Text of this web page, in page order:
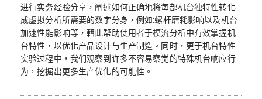
进行实务经验分享，阐述如何正确地将每部机台独特性转化
成虚拟分析所需要的数字分身，例如:螺杆磨耗影响以及机台
加速性能影响等，藉此帮助使用者于模流分析中有效掌握机
台特性，以优化产品设计与生产制造。同时，更于机台特性
实验过程中，我们观察到许多不容易察觉的特殊机台响应行
为，挖掘出更多生产优化的可能性。